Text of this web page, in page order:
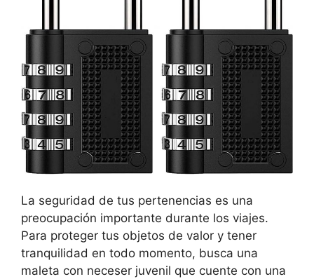
La seguridad de tus pertenencias es una
preocupación importante durante los viajes.
Para proteger tus objetos de valor y tener
tranquilidad en todo momento, busca una
maleta con neceser juvenil que cuente con una